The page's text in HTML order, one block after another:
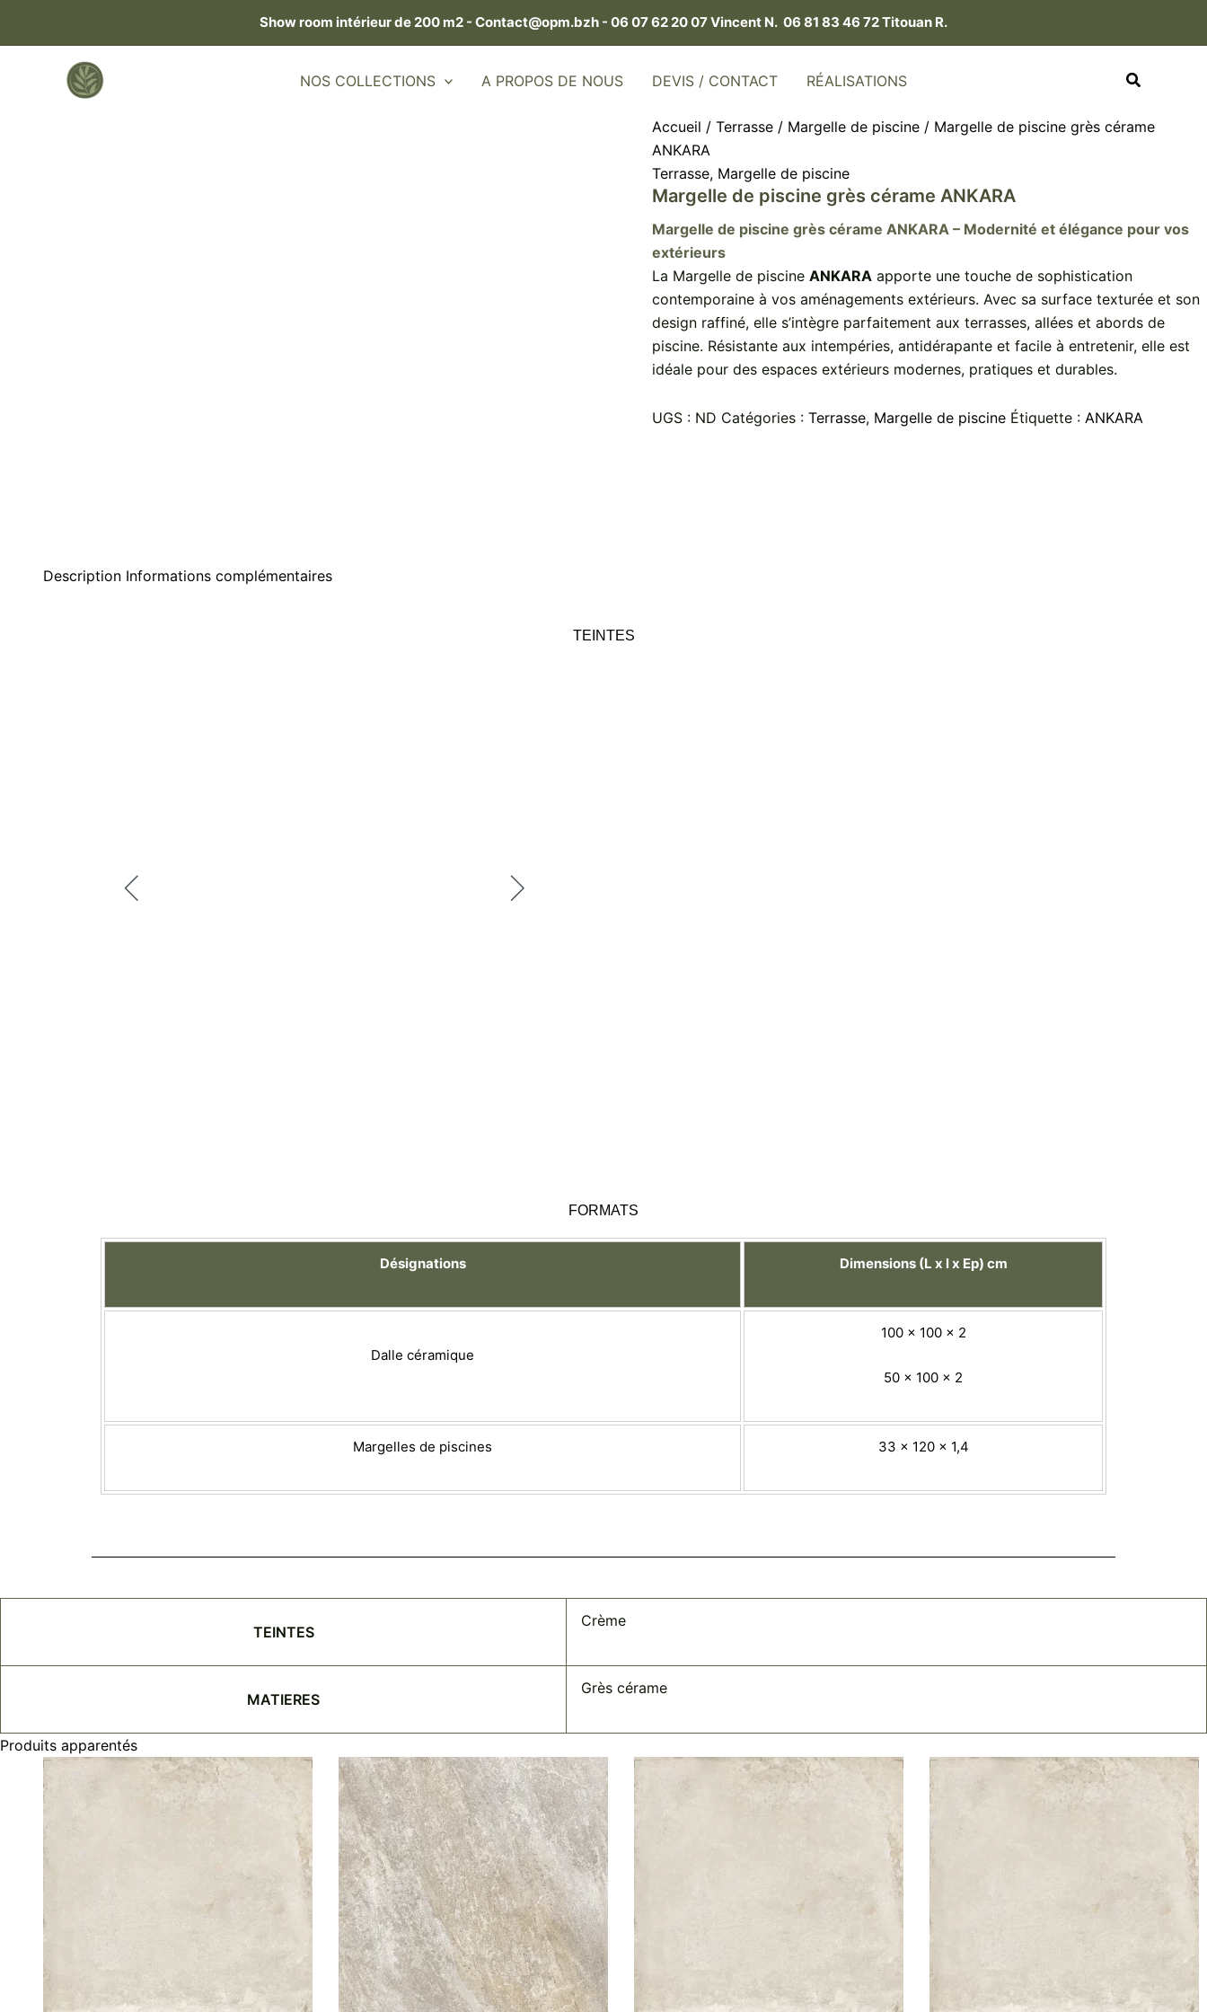
Show room intérieur de 200 m2 - Contact@opm.bzh - 06 07 62 20 07 Vincent N. 06 81 83 46 72 Titouan R.
NOS COLLECTIONS A PROPOS DE NOUS DEVIS / CONTACT RÉALISATIONS
Accueil / Terrasse/ Margelle de piscine/ Margelle de piscine grès cérame
ANKARA
Terrasse, Margelle de piscine
Margelle de piscine grès cérame ANKARA
Margelle de piscine grès cérame ANKARA – Modernité et élégance pour vos
extérieurs
La Margelle de piscine ANKARAapporte une touche de sophistication
contemporaine à vos aménagements extérieurs. Avec sa surface texturée et son
design raffiné, elle s’intègre parfaitement aux terrasses, allées et abords de
piscine. Résistante aux intempéries, antidérapante et facile à entretenir, elle est
idéale pour des espaces extérieurs modernes, pratiques et durables.
UGS : ND Catégories : Terrasse, Margelle de piscine Étiquette : ANKARA
Description Informations complémentaires
TEINTES
FORMATS
Désignations Dimensions (L x l x Ep) cm
Dalle céramique
100 x 100 x 2
50 x 100 x 2
Margelles de piscines 33 x 120 x 1,4
TEINTES
Crème
MATIERES
Grès cérame
Produits apparentés